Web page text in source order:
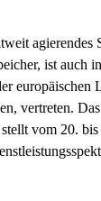
agierendes
ist auch
europäischen
vertreten.
vom 20.